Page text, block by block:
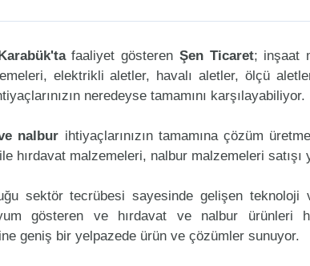
faaliyet gösteren Şen Ticaret; inşaat
elektrikli aletler, havalı aletler, ölçü
neredeyse tamamını karşılayabiliyor.
nalbur ihtiyaçlarınızın tamamına çözüm
hırdavat malzemeleri, nalbur malzemeleri satışı
sektör tecrübesi sayesinde gelişen
gösteren ve hırdavat ve nalbur ürünleri
geniş bir yelpazede ürün ve çözümler sunuyor.